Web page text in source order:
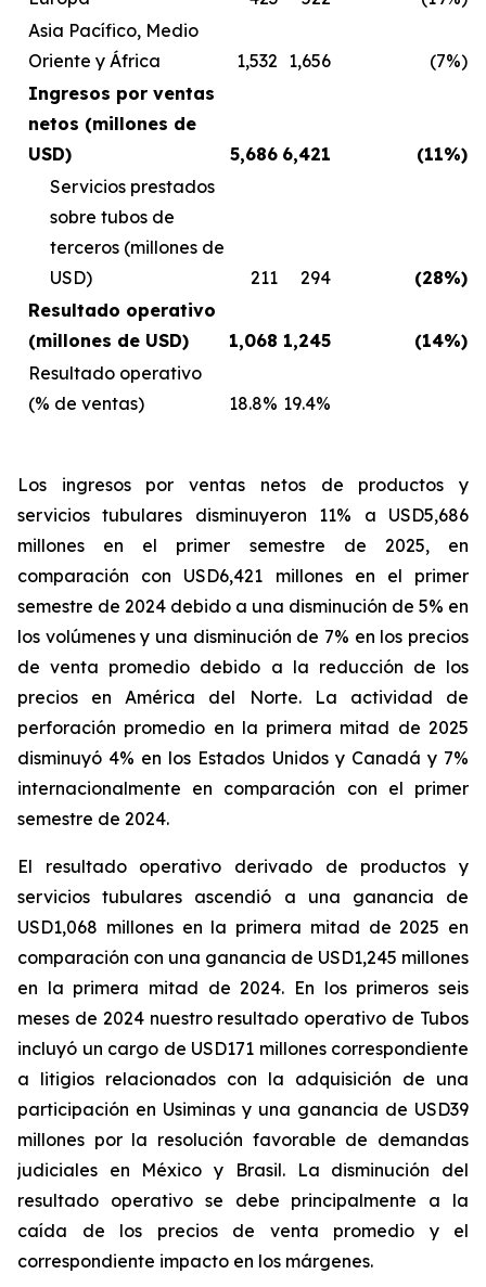
Asia Pacífico, Medio
Oriente y África
1,532 1,656
(7%)
Ingresos por ventas
netos (millones de
USD)
5,686 6,421
(11%)
Servicios prestados
sobre tubos de
terceros (millones de
USD)
211 294
(28%)
Resultado operativo
(millones de USD)
1,068 1,245
(14%)
Resultado operativo
(% de ventas)
18.8% 19.4%
Los ingresos por ventas netos de productos y
servicios tubulares disminuyeron 11% a USD5,686
millones en el primer semestre de 2025, en
comparación con USD6,421 millones en el primer
semestre de 2024 debido a una disminución de 5% en
los volúmenes y una disminución de 7% en los precios
de venta promedio debido a la reducción de los
precios en América del Norte. La actividad de
perforación promedio en la primera mitad de 2025
disminuyó 4% en los Estados Unidos y Canadá y 7%
internacionalmente en comparación con el primer
semestre de 2024.
El resultado operativo derivado de productos y
servicios tubulares ascendió a una ganancia de
USD1,068 millones en la primera mitad de 2025 en
comparación con una ganancia de USD1,245 millones
en la primera mitad de 2024. En los primeros seis
meses de 2024 nuestro resultado operativo de Tubos
incluyó un cargo de USD171 millones correspondiente
a litigios relacionados con la adquisición de una
participación en Usiminas y una ganancia de USD39
millones por la resolución favorable de demandas
judiciales en México y Brasil. La disminución del
resultado operativo se debe principalmente a la
caída de los precios de venta promedio y el
correspondiente impacto en los márgenes.